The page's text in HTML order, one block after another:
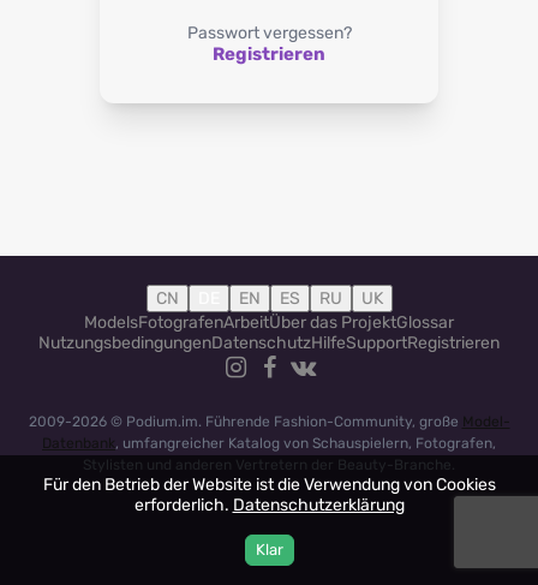
Passwort vergessen?
Registrieren
CN EN ES RU
UK
ModelsFotografenArbeitÜber das ProjektGlossar
NutzungsbedingungenDatenschutzHilfeSupportRegistrieren
2009-2026 © Podium.im. Führende Fashion-Community, große Model-
Datenbank, umfangreicher Katalog von Schauspielern, Fotografen,
Stylisten und anderen Vertretern der Beauty-Branche.
Für den Betrieb der Website ist die Verwendung von Cookies
erforderlich. Datenschutzerklärung
Klar